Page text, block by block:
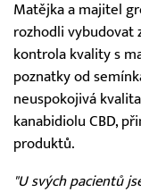
Matějka a majitel
rozhodli vybudovat
kontrola kvality s
poznatky od
neuspokojivá
kanabidiolu CBD,
produktů.
"U svých pacientů